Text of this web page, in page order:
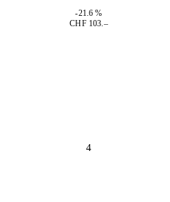
-21.6 %
CHF 103.–
4